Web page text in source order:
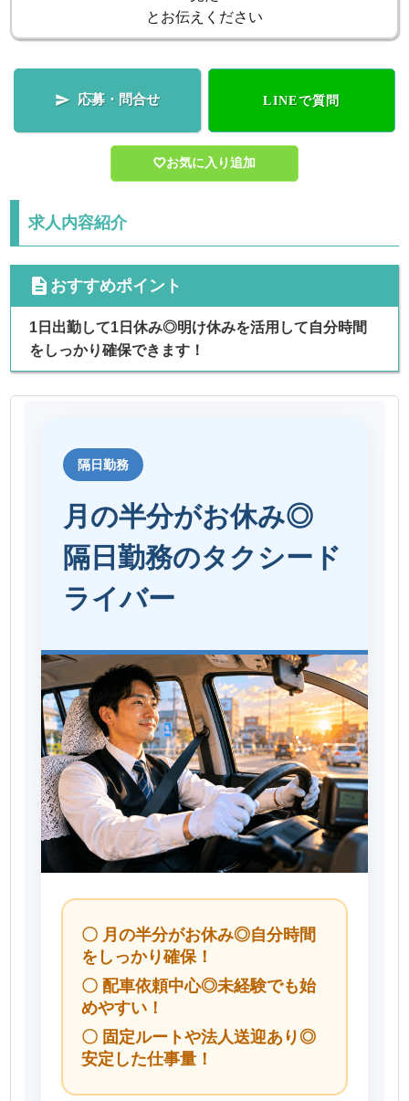
とお伝えください
 応募・問合せ LINEで質問
お気に入り追加
求人内容紹介
cdescription おすすめポイント
1日出勤して1日休み◎明け休みを活用して自分時間
をしっかり確保できます！
隔日勤務
月の半分がお休み◎
隔日勤務のタクシード
ライバー
〇 月の半分がお休み◎自分時間
をしっかり確保！
〇 配車依頼中心◎未経験でも始
めやすい！
〇 固定ルートや法人送迎あり◎
安定した仕事量！